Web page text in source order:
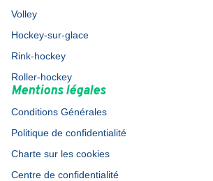
Volley
Hockey-sur-glace
Rink-hockey
Roller-hockey
Mentions légales
Conditions Générales
Politique de confidentialité
Charte sur les cookies
Centre de confidentialité